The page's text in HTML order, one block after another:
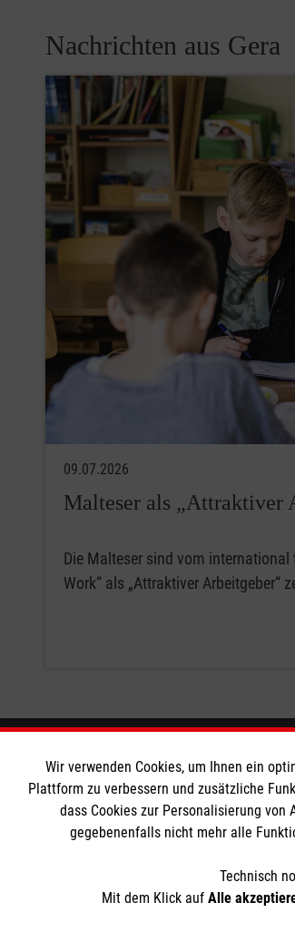
Nachrichten aus Gera
09.07.2026
Malteser als „Attraktiver
Die Malteser sind vom
Work“ als „Attraktiver Arbeitgeber“
Informationen
Impressum
Datenschutz
Wir verwenden Cookies, um Ihnen ein
Plattform zu verbessern und zusätzliche
dass Cookies zur Personalisierung von
gegebenenfalls nicht mehr alle
Technisch
Mit dem Klick auf Alle